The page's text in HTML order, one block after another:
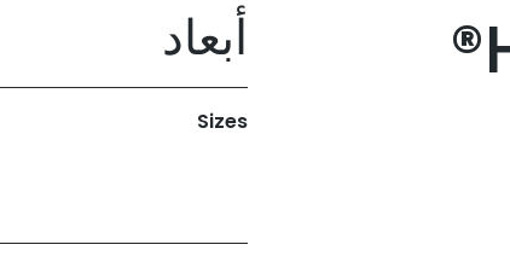
أبعاد
Sizes